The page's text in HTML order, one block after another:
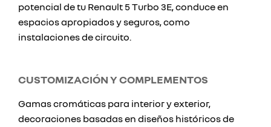
potencial de tu Renault 5 Turbo 3E, conduce en
espacios apropiados y seguros, como
instalaciones de circuito.
CUSTOMIZACIÓN Y COMPLEMENTOS
Gamas cromáticas para interior y exterior,
decoraciones basadas en diseños históricos de